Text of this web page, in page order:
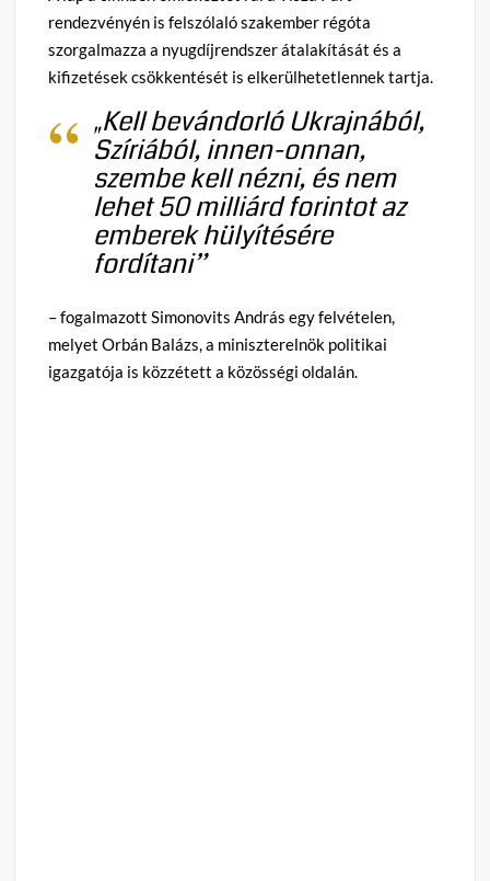
rendezvényén is felszólaló szakember régóta
szorgalmazza a nyugdíjrendszer átalakítását és a
kifizetések csökkentését is elkerülhetetlennek tartja.
„Kell bevándorló Ukrajnából,
Szíriából, innen-onnan,
szembe kell nézni, és nem
lehet 50 milliárd forintot az
emberek hülyítésére
fordítani”
– fogalmazott Simonovits András egy felvételen,
melyet Orbán Balázs, a miniszterelnök politikai
igazgatója is közzétett a közösségi oldalán.